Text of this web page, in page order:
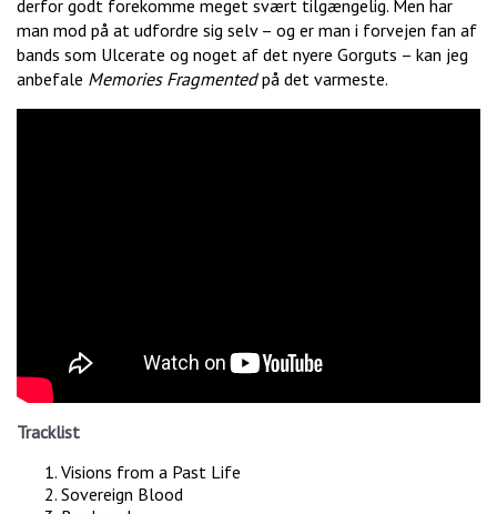
derfor godt forekomme meget svært tilgængelig. Men har
man mod på at udfordre sig selv – og er man i forvejen fan af
bands som Ulcerate og noget af det nyere Gorguts – kan jeg
anbefale Memories Fragmentedpå det varmeste.
Tracklist
Visions from a Past Life
Sovereign Blood